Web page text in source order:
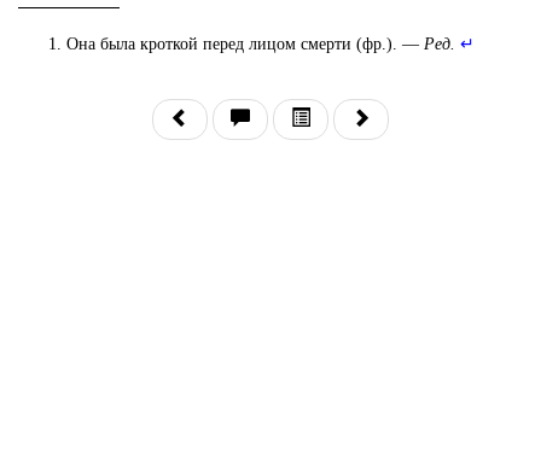
Она была кроткой перед лицом смерти (фр.). — Ред. ↵